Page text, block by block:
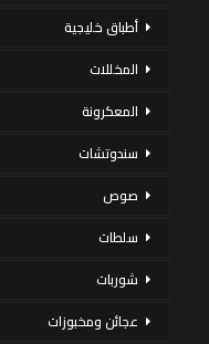
أطباق خليجية
المخللات
المعكرونة
سندوتشات
صوص
سلطات
شوربات
عجائن ومخبوزات